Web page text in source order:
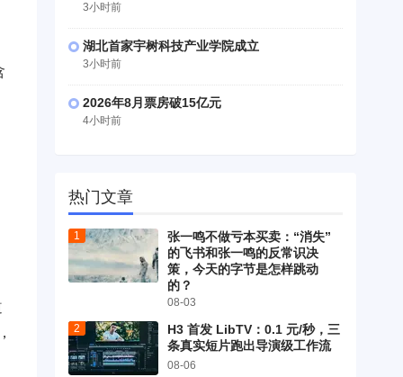
3小时前
湖北首家宇树科技产业学院成立
3小时前
2026年8月票房破15亿元
4小时前
热门文章
张一鸣不做亏本买卖：“消失”
的飞书和张一鸣的反常识决
策，今天的字节是怎样跳动
的？
08-03
H3 首发 LibTV：0.1 元/秒，三
条真实短片跑出导演级工作流
08-06